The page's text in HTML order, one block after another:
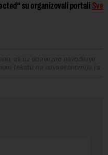
su organizovali portali Sve
ali uz obavezno navođenje
tekstu na novaekonomija.rs